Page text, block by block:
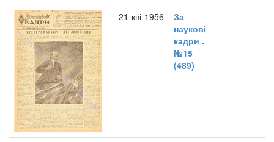
21-кві-1956
За
наукові
кадри .
№15
(489)
-